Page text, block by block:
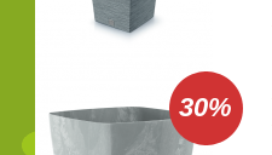
30%